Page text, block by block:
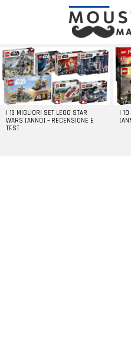
LATEST
STORIES
I 13 MIGLIORI SET LEGO STAR
WARS [ANNO] – RECENSIONE E
TEST
I 10